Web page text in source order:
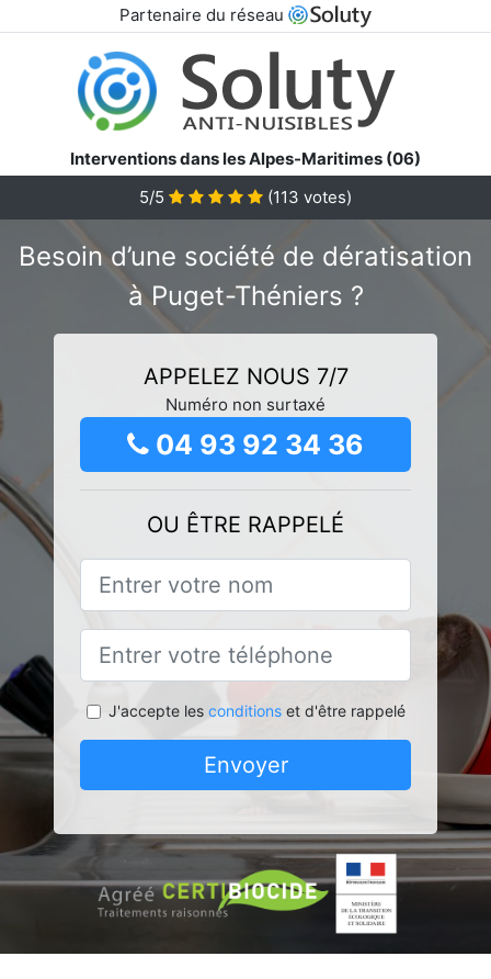
Partenaire du réseau
Interventions dans les Alpes-Maritimes (06)
5/5
(113 votes)
Besoin d’une société de dératisation
à Puget-Théniers ?
APPELEZ NOUS 7/7
Numéro non surtaxé
04 93 92 34 36
OU ÊTRE RAPPELÉ
J'accepte les conditionset d'être rappelé
Envoyer